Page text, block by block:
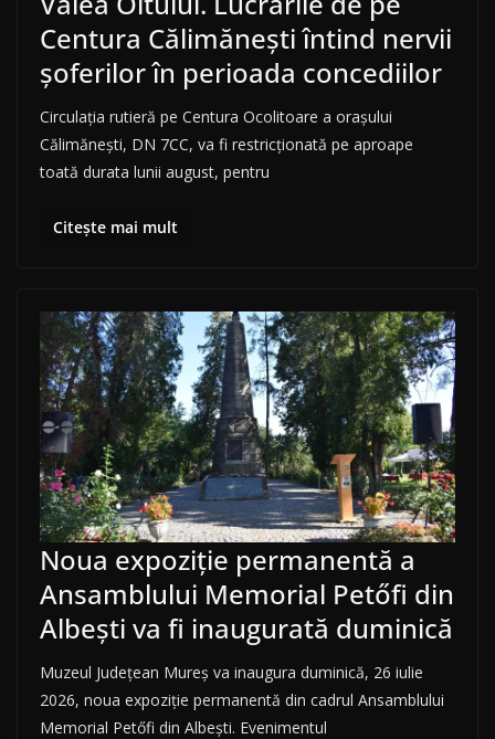
Centura Călimănești întind nervii
șoferilor în perioada concediilor
Circulația rutieră pe Centura Ocolitoare a orașului
Călimănești, DN 7CC, va fi restricționată pe aproape
toată durata lunii august, pentru
Citește mai mult
Noua expoziție permanentă a
Ansamblului Memorial Petőfi din
Albești va fi inaugurată duminică
Muzeul Județean Mureș va inaugura duminică, 26 iulie
2026, noua expoziție permanentă din cadrul Ansamblului
Memorial Petőfi din Albești. Evenimentul